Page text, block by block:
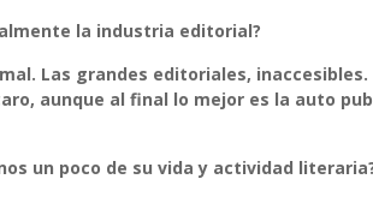
la industria editorial?
Las grandes editoriales,
aunque al final lo mejor es la auto
un poco de su vida y actividad